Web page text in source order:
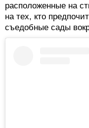
расположенные на
на тех, кто
съедобные сады